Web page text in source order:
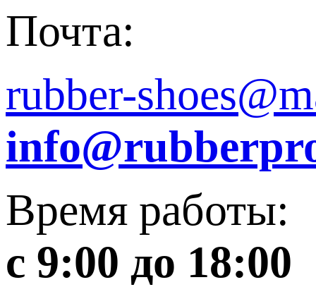
Почта:
rubber-
Время работы:
с 9:00 до 18:00